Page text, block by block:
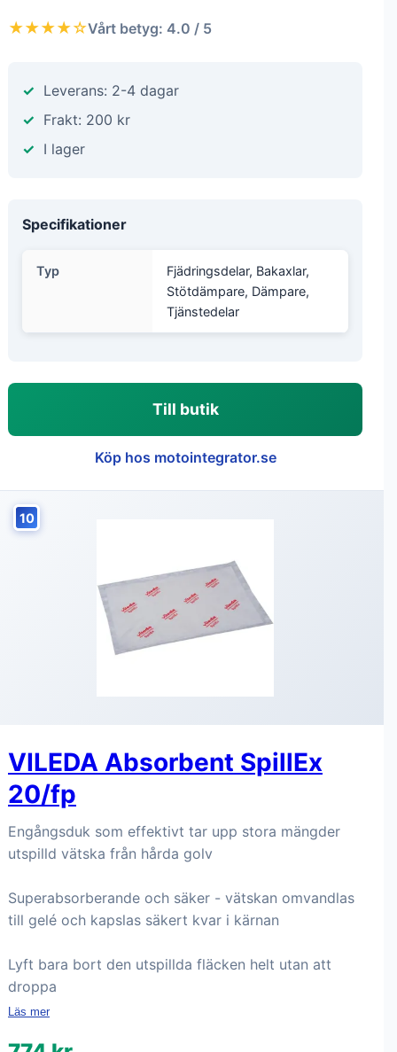
★★★★☆Vårt betyg: 4.0 / 5
Leverans: 2-4 dagar
Frakt: 200 kr
I lager
Specifikationer
Typ
Fjädringsdelar, Bakaxlar,
Stötdämpare, Dämpare,
Tjänstedelar
Till butik
Köp hos motointegrator.se
10
VILEDA Absorbent SpillEx
20/fp
Engångsduk som effektivt tar upp stora mängder
utspilld vätska från hårda golv
Superabsorberande och säker - vätskan omvandlas
till gelé och kapslas säkert kvar i kärnan
Lyft bara bort den utspillda fläcken helt utan att
droppa
Läs mer